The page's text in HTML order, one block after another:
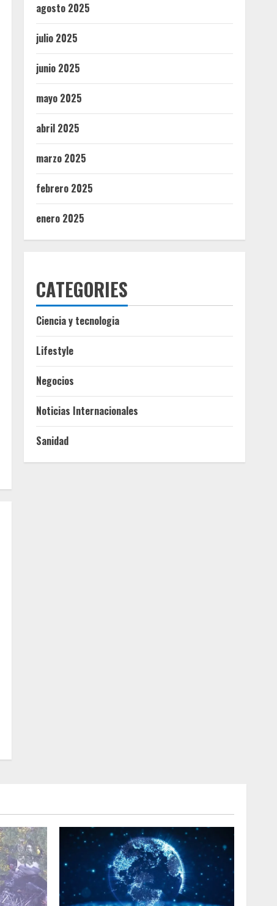
agosto 2025
julio 2025
junio 2025
mayo 2025
abril 2025
marzo 2025
febrero 2025
enero 2025
CATEGORIES
Ciencia y tecnologia
Lifestyle
Negocios
Noticias Internacionales
Sanidad